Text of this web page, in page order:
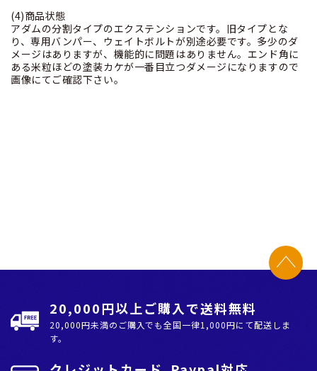
(4)商品状態
アダムの分割タイプのエクステンションです。旧タイプとな
り、専用バンパー、ウェイトボルトが別途必要です。多少のダ
メージはありますが、機能的に問題はありません。エンド角に
ある米粒ほどの塗装カケが一番目立つダメージになりますので
画像にてご確認下さい。
20,000円以上ご購入で送料無料
20,000円未満のご購入でも全国⼀律1,000円にて配送しま
す。